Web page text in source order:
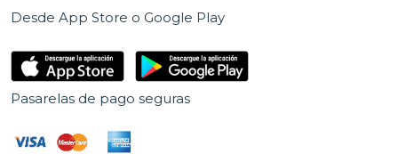
Desde App Store o Google Play
Pasarelas de pago seguras